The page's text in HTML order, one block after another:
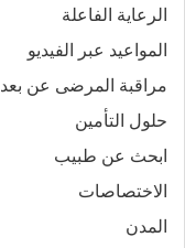
الرعاية الفاعلة
المواعيد عبر الفيديو
مراقبة المرضى عن بعد
حلول التأمين
ابحث عن طبيب
الاختصاصات
المدن